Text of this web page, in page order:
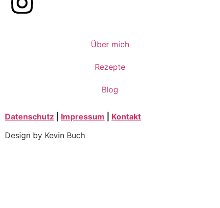
Über mich
Rezepte
Blog
Datenschutz Impressum
Kontakt
Design by Kevin Buch